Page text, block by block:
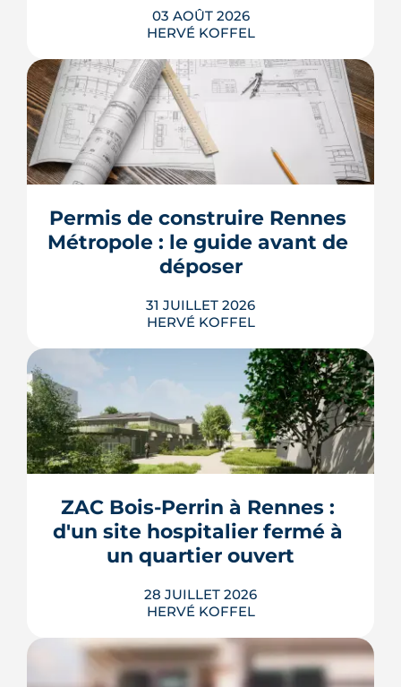
03 AOÛT 2026
HERVÉ KOFFEL
Les taux de crédit se sont stabilisés cet
été, mais au-dessus de leur niveau du
printemps. À Rennes, la hausse des prix
resserrent le budget des acheteurs à la
rentrée 2026.
LIRE L'ARTICLE
Permis de construire Rennes
Métropole : le guide avant de
déposer
31 JUILLET 2026
HERVÉ KOFFEL
Construire, agrandir ou surélever à
Rennes Métropole ne s'improvise pas :
entre seuils de surface, PLUi des 43
communes et secteurs patrimoniaux, le
premier coup de crayon. Ce guide
passe en revue les cas où le permis
s'impose, le dépôt en ligne et les délai...
LIRE L'ARTICLE
ZAC Bois-Perrin à Rennes :
d'un site hospitalier fermé à
un quartier ouvert
28 JUILLET 2026
HERVÉ KOFFEL